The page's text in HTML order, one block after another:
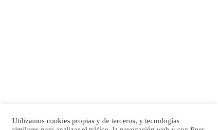
SHIBA PERDIDO AVDA JOSE MESA Y LOPEZ
Utilizamos cookies propias y de terceros, y tecnologías